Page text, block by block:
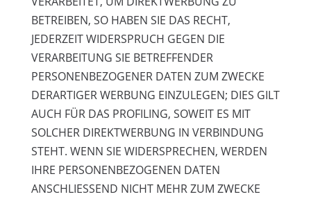
BETREIBEN, SO HABEN SIE DAS RECHT,
JEDERZEIT WIDERSPRUCH GEGEN DIE
VERARBEITUNG SIE BETREFFENDER
PERSONENBEZOGENER DATEN ZUM ZWECKE
DERARTIGER WERBUNG EINZULEGEN; DIES GILT
AUCH FÜR DAS PROFILING, SOWEIT ES MIT
SOLCHER DIREKTWERBUNG IN VERBINDUNG
STEHT. WENN SIE WIDERSPRECHEN, WERDEN
IHRE PERSONENBEZOGENEN DATEN
ANSCHLIESSEND NICHT MEHR ZUM ZWECKE